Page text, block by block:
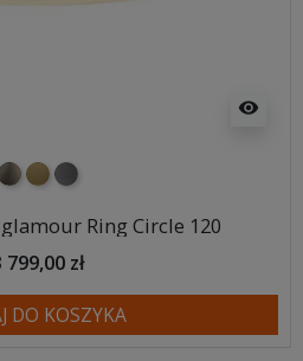
visibility
szczotkowany
mosiądz szczotkowany
tytan szczotkowany
Ring Circle 120
799,00 zł
DO KOSZYKA